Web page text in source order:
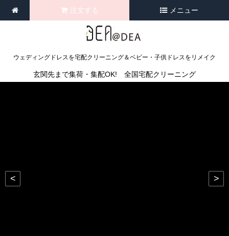
ウェディングドレスを宅配クリーニング＆ベビー・子供ドレスをリメイク
注文する メニュー
玄関先まで集荷・集配OK! 全国宅配クリーニング
< >